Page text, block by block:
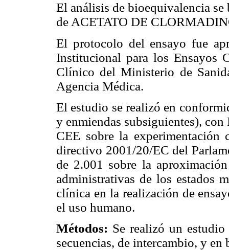
El análisis de bioequivalencia se
de ACETATO DE
El protocolo del ensayo fue
Institucional para los Ensayos
Clínico del Ministerio de
Agencia Médica.
El estudio se realizó en
y enmiendas subsiguientes),
CEE sobre la
directivo 2001/20/EC del
de 2.001 sobre la
administrativas de los estados
clínica en la realización de
el uso humano.
Métodos: Se realizó un
secuencias, de intercambio, y en